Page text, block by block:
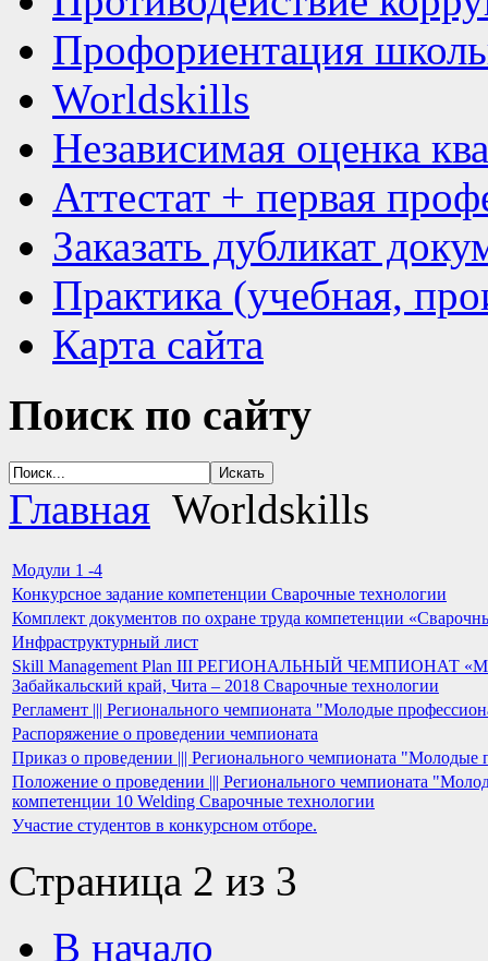
Профориентация
Worldskills
Независимая оценка
Аттестат + первая
Заказать дубликат
Практика (учебная,
Карта сайта
Поиск по сайту
Главная Worldskills
Модули 1 -4
Конкурсное задание компетенции Сварочные технологии
Комплект документов по охране труда компетенции
Инфраструктурный лист
Skill Management Plan III РЕГИОНАЛЬНЫЙ ЧЕМПИОНАТ
Забайкальский край, Чита – 2018 Сварочные технологии
Регламент ||| Регионального чемпионата "Молодые
Распоряжение о проведении чемпионата
Приказ о проведении ||| Регионального чемпионата
Положение о проведении ||| Регионального чемпионата
компетенции 10 Welding Сварочные технологии
Участие студентов в конкурсном отборе.
Страница 2 из 3
В начало